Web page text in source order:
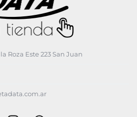
Roza Este 223 San Juan